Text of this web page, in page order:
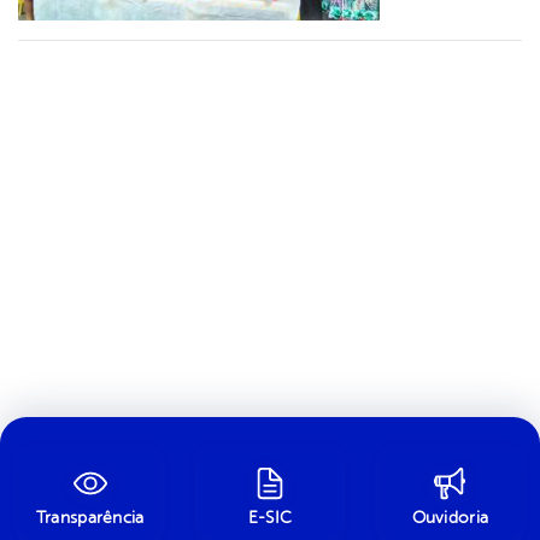
Transparência E-SIC Ouvidoria